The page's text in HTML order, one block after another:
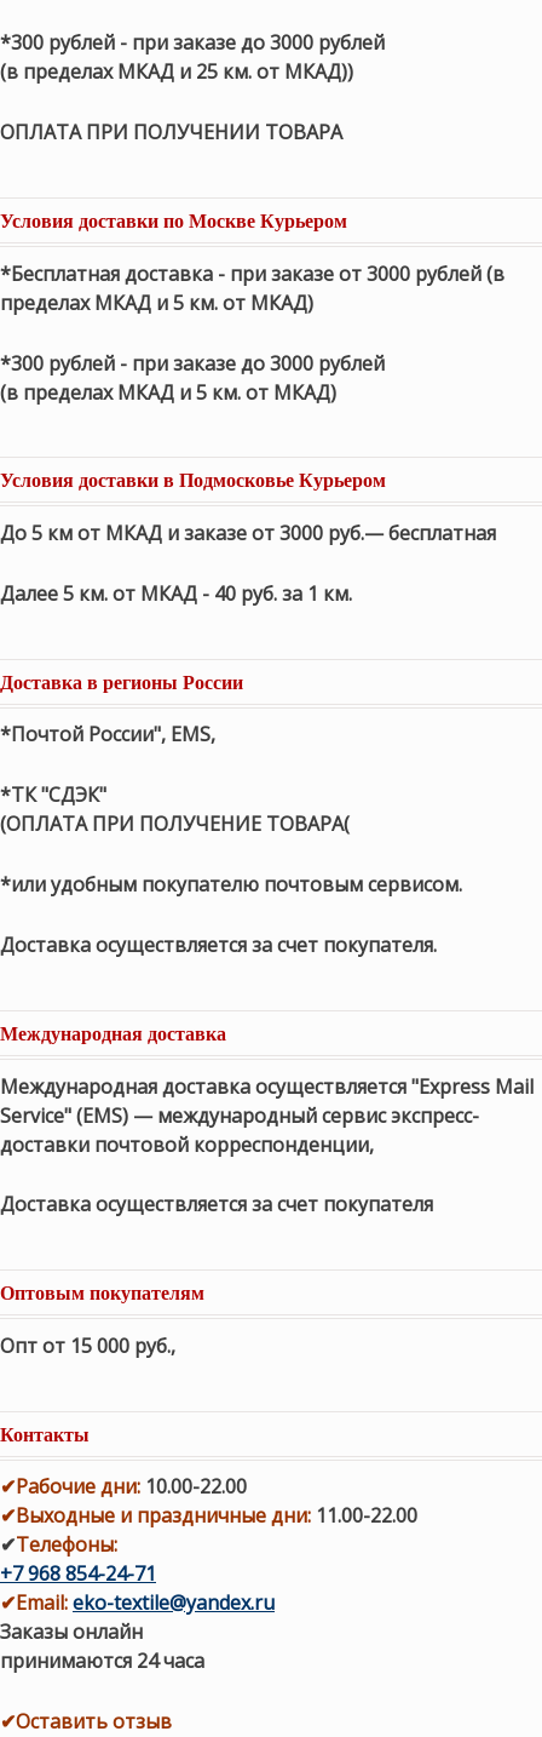
*300 рублей - при заказе до 3000 рублей
(в пределах МКАД и 25 км. от МКАД))
ОПЛАТА ПРИ ПОЛУЧЕНИИ ТОВАРА
Условия доставки по Москве Курьером
*Бесплатная доставка - при заказе от 3000 рублей (в
пределах МКАД и 5 км. от МКАД)
*300 рублей - при заказе до 3000 рублей
(в пределах МКАД и 5 км. от МКАД)
Условия доставки в Подмосковье Курьером
До 5 км от МКАД и заказе от 3000 руб.— бесплатная
Далее 5 км. от МКАД - 40 руб. за 1 км.
Доставка в регионы России
*Почтой России", EMS,
*ТК "СДЭК"
(ОПЛАТА ПРИ ПОЛУЧЕНИЕ ТОВАРА(
*или удобным покупателю почтовым сервисом.
Доставка осуществляется за счет покупателя.
Международная доставка
Международная доставка осуществляется "Express Mail
Service" (EMS) — международный сервис экспресс-
доставки почтовой корреспонденции,
Доставка осуществляется за счет покупателя
Оптовым покупателям
Опт от 15 000 руб.,
Контакты
✔Рабочие дни: 10.00-22.00
✔Выходные и праздничные дни: 11.00-22.00
✔Телефоны:
+7 968 854-24-71
✔Email:eko-textile@yandex.ru
Заказы онлайн
принимаются 24 часа
✔Оставить отзыв